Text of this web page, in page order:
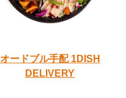
オードブル手配1DISH
DELIVERY